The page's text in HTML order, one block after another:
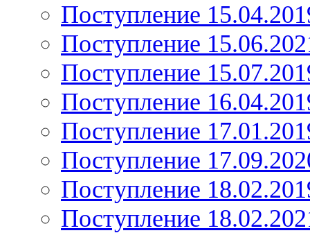
Поступление
Поступление
Поступление
Поступление
Поступление
Поступление
Поступление
Поступление